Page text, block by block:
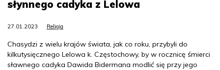
słynnego cadyka z Lelowa
27.01.2023 Religia
Chasydzi z wielu krajów świata, jak co roku, przybyli do
kilkutysięcznego Lelowa k. Częstochowy, by w rocznicę śmierci
sławnego cadyka Dawida Bidermana modlić się przy jego